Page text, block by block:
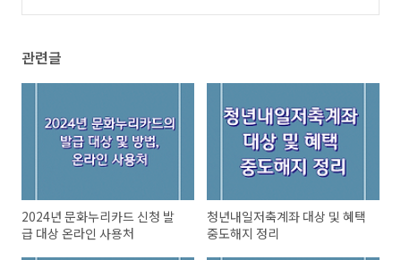
관련글
2024년 문화누리카드 신청 발
급 대상 온라인 사용처
청년내일저축계좌 대상 및 혜택
중도해지 정리